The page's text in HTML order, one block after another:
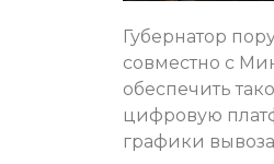
Губернатор
совместно с
обеспечить
цифровую
графики